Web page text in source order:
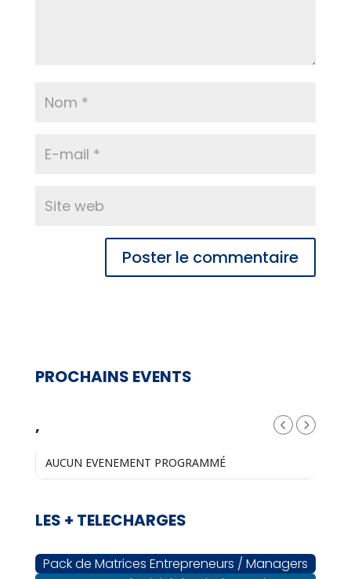
PROCHAINS EVENTS
,
AUCUN EVENEMENT PROGRAMMÉ
LES + TELECHARGES
Pack de Matrices Entrepreneurs / Managers